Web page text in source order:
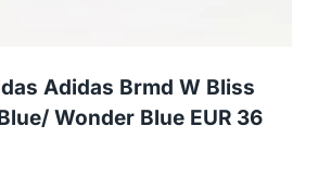
Adidas Brmd W Bliss
Wonder Blue EUR 36